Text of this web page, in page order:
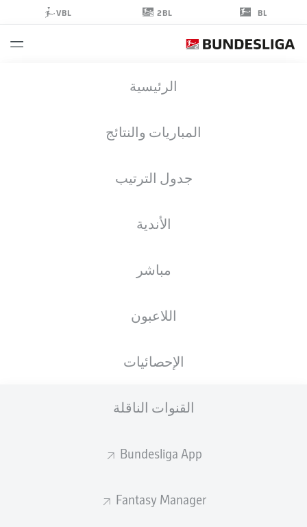
BL
2BL
VBL
الرئيسية
المباريات والنتائج
جدول الترتيب
الأندية
مباشر
اللاعبون
الإحصائيات
القنوات الناقلة
Bundesliga App
Fantasy Manager
18.07.2001